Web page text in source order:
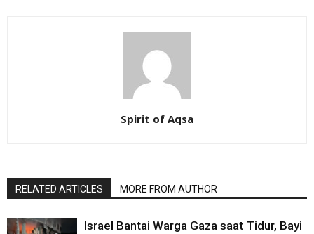
Spirit of Aqsa
RELATED ARTICLES MORE FROM AUTHOR
Israel Bantai Warga Gaza saat Tidur, Bayi